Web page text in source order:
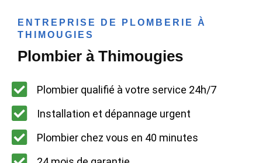
ENTREPRISE DE PLOMBERIE À
THIMOUGIES
Plombier à Thimougies
Plombier qualifié à votre service 24h/7
Installation et dépannage urgent
Plombier chez vous en 40 minutes